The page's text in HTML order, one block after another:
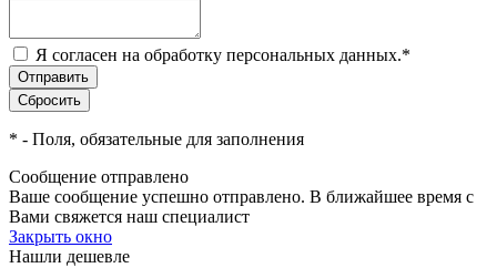
Я согласен на обработку персональных данных.*
* - Поля, обязательные для заполнения
Сообщение отправлено
Ваше сообщение успешно отправлено. В ближайшее время с
Вами свяжется наш специалист
Закрыть окно
Нашли дешевле